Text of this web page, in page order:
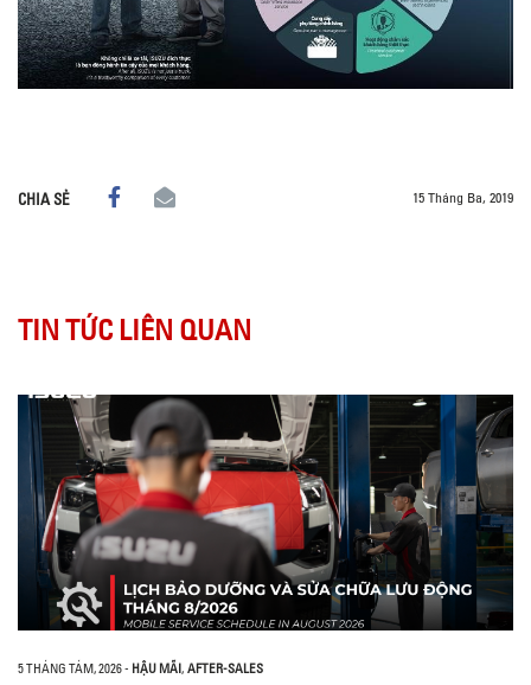
CHIA SẺ 15 Tháng Ba, 2019
TIN TỨC LIÊN QUAN
5 THÁNG TÁM, 2026- HẬU MÃI, AFTER-SALES